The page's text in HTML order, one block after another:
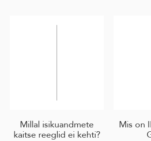
Millal isikuandmete
kaitse reeglid ei kehti?
Mis on